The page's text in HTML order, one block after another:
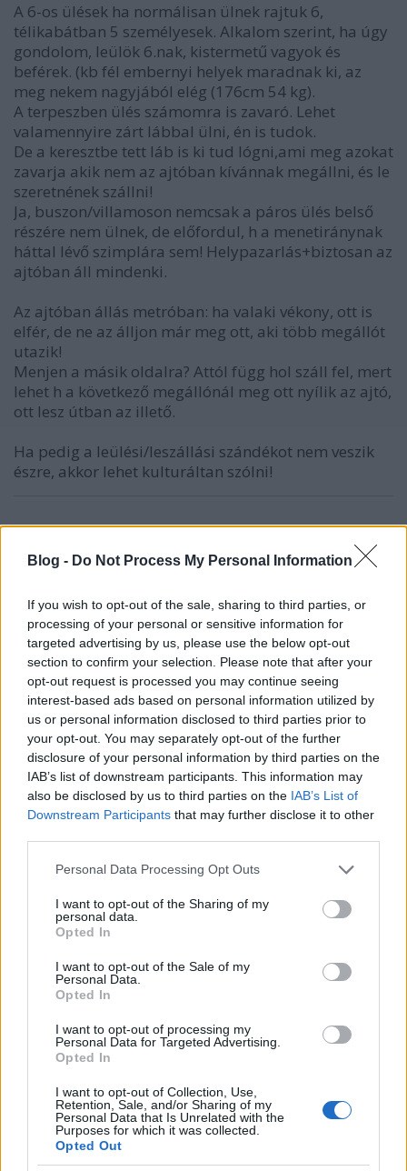
Blog - Do Not Process My Personal Information
If you wish to opt-out of the sale, sharing to third parties, or
processing of your personal or sensitive information for
targeted advertising by us, please use the below opt-out
section to confirm your selection. Please note that after your
opt-out request is processed you may continue seeing
interest-based ads based on personal information utilized by
us or personal information disclosed to third parties prior to
your opt-out. You may separately opt-out of the further
disclosure of your personal information by third parties on the
IAB’s list of downstream participants. This information may
also be disclosed by us to third parties on the IAB’s List of
Downstream Participants that may further disclose it to other
Please note that this website/app uses one or more Google
not limited to your visit or usage behaviour. You may click to
grant or deny consent to Google and its third-party tags to
use your data for below specified purposes in below Google
consent section.
Personal Data Processing Opt Outs
I want to opt-out of the Sharing of my
personal data.
Opted In
I want to opt-out of the Sale of my
Personal Data.
Opted In
I want to opt-out of processing my
Personal Data for Targeted Advertising.
Opted In
I want to opt-out of Collection, Use,
Retention, Sale, and/or Sharing of my
Personal Data that Is Unrelated with the
Purposes for which it was collected.
Opted Out
A 6-os ülések ha normálisan ülnek rajtuk 6,
télikabátban 5 személyesek. Alkalom szerint, ha úgy
gondolom, leülök 6.nak, kistermetű vagyok és
beférek. (kb fél embernyi helyek maradnak ki, az
meg nekem nagyjából elég (176cm 54 kg).
A terpeszben ülés számomra is zavaró. Lehet
valamennyire zárt lábbal ülni, én is tudok.
De a keresztbe tett láb is ki tud lógni,ami meg azokat
zavarja akik nem az ajtóban kívánnak megállni, és le
szeretnének szállni!
Ja, buszon/villamoson nemcsak a páros ülés belső
részére nem ülnek, de előfordul, h a menetiránynak
háttal lévő szimplára sem! Helypazarlás+biztosan az
ajtóban áll mindenki.
Az ajtóban állás metróban: ha valaki vékony, ott is
elfér, de ne az álljon már meg ott, aki több megállót
utazik!
Menjen a másik oldalra? Attól függ hol száll fel, mert
lehet h a következő megállónál meg ott nyílik az ajtó,
ott lesz útban az illető.
Ha pedig a leülési/leszállási szándékot nem veszik
észre, akkor lehet kulturáltan szólni!
18 éve
jajjj igen látom némileg antipatikus voltam.
de azért ne kapj be....
szóval valóban dühítő az általam említett jelenség,
de,- ne érts félre nem mintha magyarázni szeretném
a bizonytványom-
végtelenül dühítő a dömper viselkedés.
Egyébként sem arra az úrral céloztam aki,
megtermett férfi volt.
De könyörgöm ha látjuk hogy már nem férünk el,
mert embertársaink már leültek, akkor-és akár
valóban leszek fenevad, legalábbis nagy
de tudom, hogy ez a fajta viselkedésmód, nem
önvalóm, a tanulási fázisomon meg már túlvagyok.
Bluebyrd
18 éve
elférni 6-an a metróüléseken (főként nem
télikabátban és nyáron a 40 fokban sem). Viszont
empirikus tapasztalat, hogy a régi trolibuszokon
(amilyet a 73, 74, 76 vonalakon lehet még látni)